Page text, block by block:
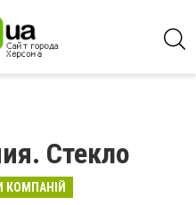
Стекло
КОМПАНІЙ